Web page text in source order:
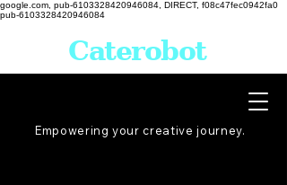
google.com, pub-6103328420946084, DIRECT, f08c47fec0942fa0
pub-6103328420946084
Empowering your creative journey.
Caterobot